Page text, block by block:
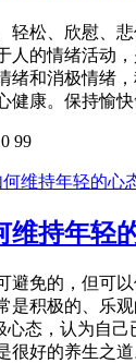
轻松、欣慰、悲
人的情绪活动
绪和消极情绪
健康。保持愉
99
维持年轻
避免的，但可
是积极的、乐
心态，认为自
很好的养生之